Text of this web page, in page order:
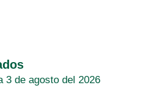
3 de agosto del 2026